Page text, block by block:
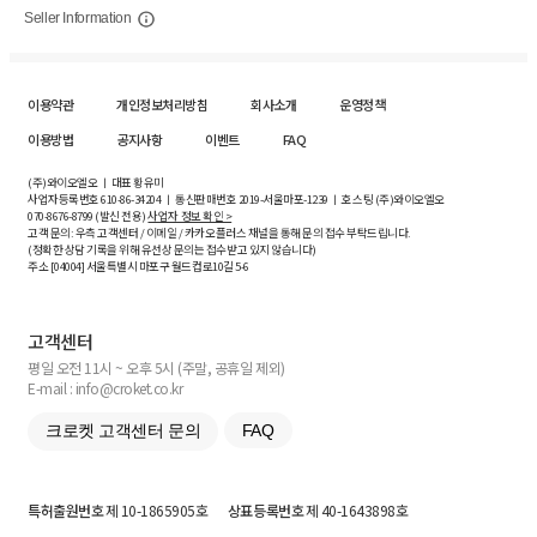
Seller Information
이용약관 개인정보처리방침 회사소개
운영정책
이용방법
공지사항 이벤트 FAQ
(주)와이오엘오 ㅣ 대표 황유미
사업자등록번호610-86-34204ㅣ 통신판매번호 2019-서울마포-1239 ㅣ 호스팅 (주)와이오엘오
070-8676-8799 (발신 전용)사업자 정보 확인 >
고객 문의: 우측 고객센터 / 이메일 / 카카오플러스 채널을 통해 문의 접수 부탁드립니다.
(정확한 상담 기록을 위해 유선상 문의는 접수받고 있지 않습니다)
주소 [04004] 서울특별시 마포구 월드컵로10길5-6
고객센터
평일 오전 11시 ~ 오후 5시 (주말, 공휴일 제외)
E-mail : info@croket.co.kr
크로켓 고객센터 문의 FAQ
특허출원번호제 10-1865905호 상표등록번호제 40-1643898호